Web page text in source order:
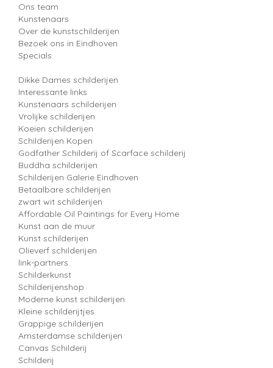
Ons team
Kunstenaars
Over de kunstschilderijen
Bezoek ons in Eindhoven
Specials
Dikke Dames schilderijen
Interessante links
Kunstenaars schilderijen
Vrolijke schilderijen
Koeien schilderijen
Schilderijen Kopen
Godfather Schilderij of Scarface schilderij
Buddha schilderijen
Schilderijen Galerie Eindhoven
Betaalbare schilderijen
zwart wit schilderijen
Affordable Oil Paintings for Every Home
Kunst aan de muur
Kunst schilderijen
Olieverf schilderijen
link-partners
Schilderkunst
Schilderijenshop
Moderne kunst schilderijen
Kleine schilderijtjes
Grappige schilderijen
Amsterdamse schilderijen
Canvas Schilderij
Schilderij